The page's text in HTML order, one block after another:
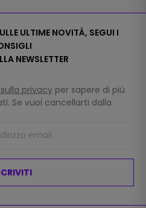
ULTIME NOVITÀ, SEGUI I
NEWSLETTER
privacy per sapere di più
Se vuoi cancellarti dalla